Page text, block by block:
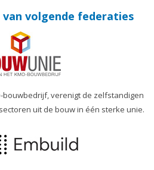
volgende federaties
bouwbedrijf, verenigt de zelfstandigen
uit de bouw in één sterke unie.